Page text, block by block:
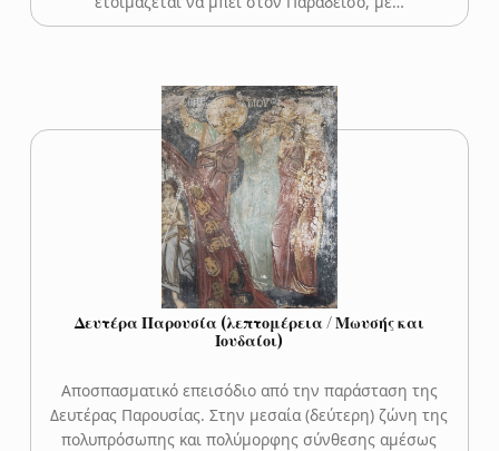
Δευτέρα Παρουσία (λεπτομέρεια / Μωυσής και
Ιουδαίοι)
Αποσπασματικό επεισόδιο από την παράσταση της
Δευτέρας Παρουσίας. Στην μεσαία (δεύτερη) ζώνη της
πολυπρόσωπης και πολύμορφης σύνθεσης αμέσως